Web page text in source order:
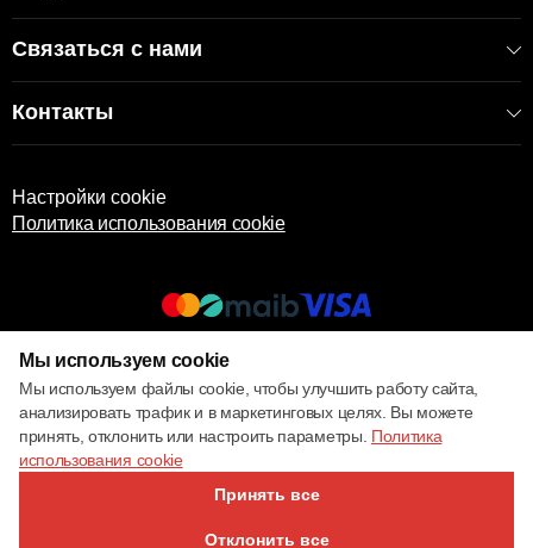
Связаться с нами
Контакты
Настройки cookie
Политика использования cookie
© 2017 – 2026 ECOM
Мы используем cookie
Мы используем файлы cookie, чтобы улучшить работу сайта,
анализировать трафик и в маркетинговых целях. Вы можете
принять, отклонить или настроить параметры. Политика
использования cookie
Принять все
Отклонить все